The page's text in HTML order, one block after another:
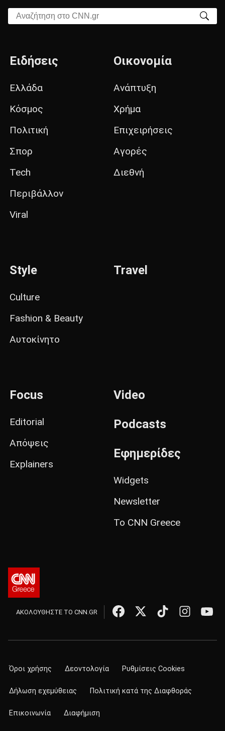
Αναζήτηση στο CNN.gr
Ειδήσεις
Ελλάδα
Κόσμος
Πολιτική
Σπορ
Tech
Περιβάλλον
Viral
Οικονομία
Ανάπτυξη
Χρήμα
Επιχειρήσεις
Αγορές
Διεθνή
Style
Culture
Fashion & Beauty
Αυτοκίνητο
Travel
Focus
Editorial
Απόψεις
Explainers
Video
Podcasts
Εφημερίδες
Widgets
Newsletter
Το CNN Greece
ΑΚΟΛΟΥΘΗΣΤΕ ΤΟ CNN.GR
Όροι χρήσης Δεοντολογία Ρυθμίσεις Cookies
Δήλωση εχεμύθειας Πολιτική κατά της Διαφθοράς
Επικοινωνία Διαφήμιση